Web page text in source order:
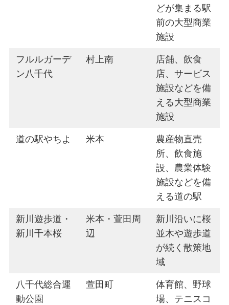
どが集まる駅
前の大型商業
施設
フルルガーデ
ン八千代
村上南
店舗、飲食
店、サービス
施設などを備
える大型商業
施設
道の駅やちよ 米本
農産物直売
所、飲食施
設、農業体験
施設などを備
える道の駅
新川遊歩道・
新川千本桜
米本・萱田周
辺
新川沿いに桜
並木や遊歩道
が続く散策地
域
八千代総合運
動公園
萱田町
体育館、野球
場、テニスコ